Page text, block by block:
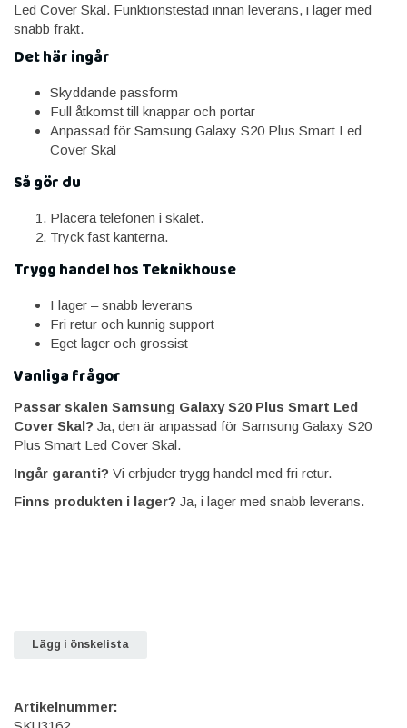
Led Cover Skal. Funktionstestad innan leverans, i lager med
snabb frakt.
Det här ingår
Skyddande passform
Full åtkomst till knappar och portar
Anpassad för Samsung Galaxy S20 Plus Smart Led
Cover Skal
Så gör du
Placera telefonen i skalet.
Tryck fast kanterna.
Trygg handel hos Teknikhouse
I lager – snabb leverans
Fri retur och kunnig support
Eget lager och grossist
Vanliga frågor
Passar skalen Samsung Galaxy S20 Plus Smart Led
Cover Skal? Ja, den är anpassad för Samsung Galaxy S20
Plus Smart Led Cover Skal.
Ingår garanti? Vi erbjuder trygg handel med fri retur.
Finns produkten i lager? Ja, i lager med snabb leverans.
Lägg i önskelista
Artikelnummer: